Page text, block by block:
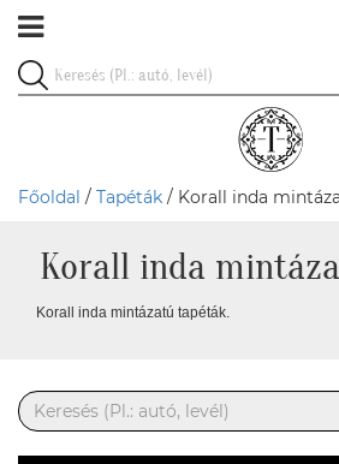
Főoldal / Tapéták / Korall inda
Korall inda
Korall inda mintázatú tapéták.